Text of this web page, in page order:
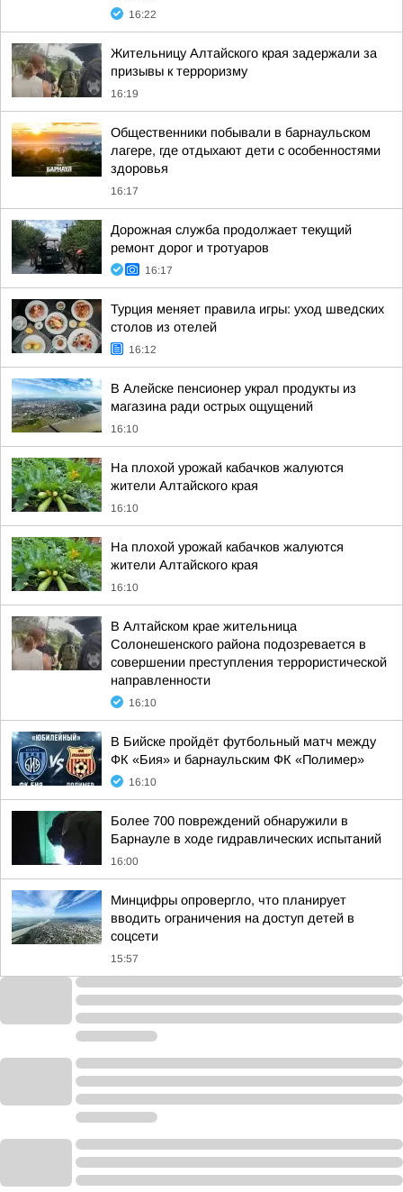
16:22
Жительницу Алтайского края задержали за
призывы к терроризму
16:19
Общественники побывали в барнаульском
лагере, где отдыхают дети с особенностями
здоровья
16:17
Дорожная служба продолжает текущий
ремонт дорог и тротуаров
16:17
Турция меняет правила игры: уход шведских
столов из отелей
16:12
В Алейске пенсионер украл продукты из
магазина ради острых ощущений
16:10
На плохой урожай кабачков жалуются
жители Алтайского края
16:10
На плохой урожай кабачков жалуются
жители Алтайского края
16:10
В Алтайском крае жительница
Солонешенского района подозревается в
совершении преступления террористической
направленности
16:10
В Бийске пройдёт футбольный матч между
ФК «Бия» и барнаульским ФК «Полимер»
16:10
Более 700 повреждений обнаружили в
Барнауле в ходе гидравлических испытаний
16:00
Минцифры опровергло, что планирует
вводить ограничения на доступ детей в
соцсети
15:57